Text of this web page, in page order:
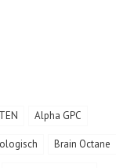
Alpha GPC
Brain Octane